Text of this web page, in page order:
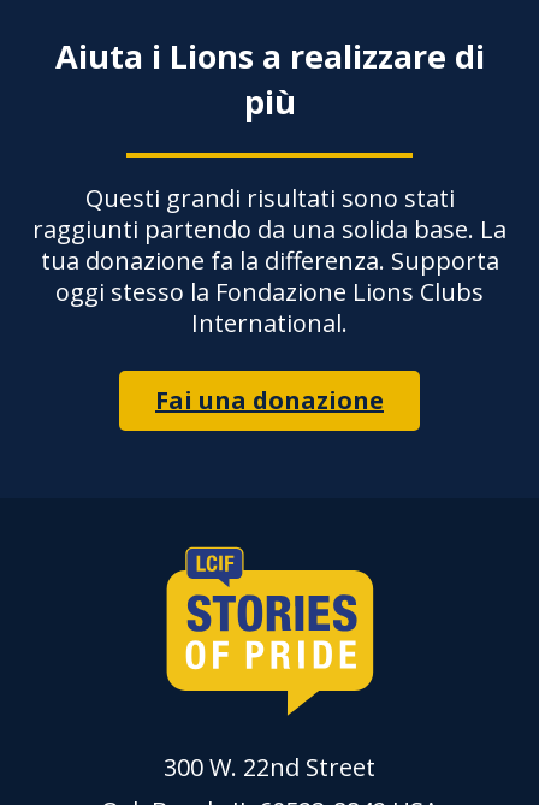
Aiuta i Lions a realizzare di
più
Questi grandi risultati sono stati
raggiunti partendo da una solida base. La
tua donazione fa la differenza. Supporta
oggi stesso la Fondazione Lions Clubs
International.
Fai una donazione
300 W. 22nd Street